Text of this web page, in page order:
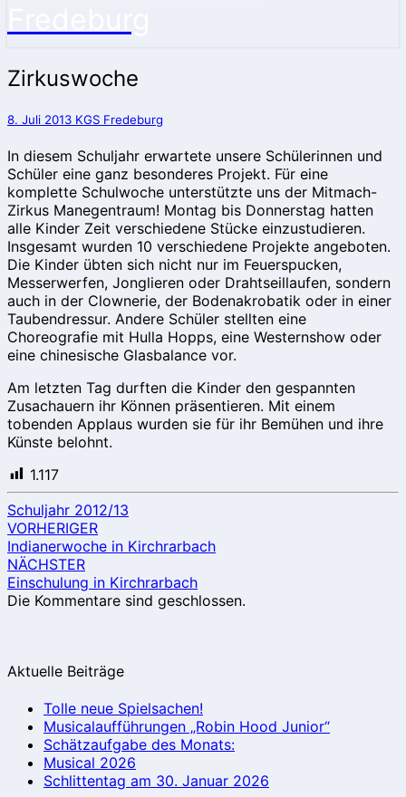
Zirkuswoche
Zirkuswoche
8. Juli 2013 KGS Fredeburg
In diesem Schuljahr erwartete unsere Schülerinnen und
Schüler eine ganz besonderes Projekt. Für eine
komplette Schulwoche unterstützte uns der Mitmach-
Zirkus Manegentraum! Montag bis Donnerstag hatten
alle Kinder Zeit verschiedene Stücke einzustudieren.
Insgesamt wurden 10 verschiedene Projekte angeboten.
Die Kinder übten sich nicht nur im Feuerspucken,
Messerwerfen, Jonglieren oder Drahtseillaufen, sondern
auch in der Clownerie, der Bodenakrobatik oder in einer
Taubendressur. Andere Schüler stellten eine
Choreografie mit Hulla Hopps, eine Westernshow oder
eine chinesische Glasbalance vor.
Am letzten Tag durften die Kinder den gespannten
Zusachauern ihr Können präsentieren. Mit einem
tobenden Applaus wurden sie für ihr Bemühen und ihre
Künste belohnt.
1.117
Schuljahr 2012/13
Beitragsnavigation
VORHERIGER
Indianerwoche in Kirchrarbach
NÄCHSTER
Einschulung in Kirchrarbach
Die Kommentare sind geschlossen.
Aktuelle Beiträge
Tolle neue Spielsachen!
Musicalaufführungen „Robin Hood Junior“
Schätzaufgabe des Monats:
Musical 2026
Schlittentag am 30. Januar 2026